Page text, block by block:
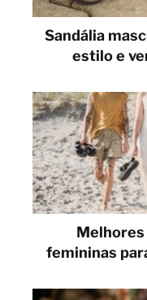
Sandália
estilo e
Melhores
femininas